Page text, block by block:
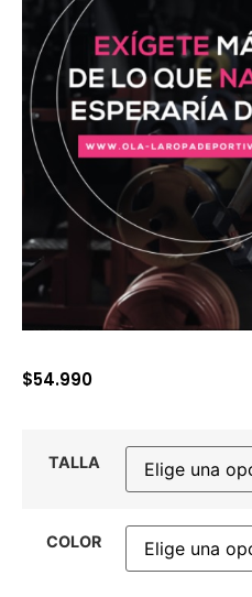
$54.990
TALLA
COLOR